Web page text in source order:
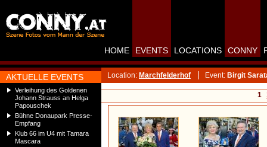
AKTUELLE EVENTS
Verleihung des Goldenen
Johann Strauss an Helga
Papouschek
Bühne Donaupark Presse-
Empfang
Klub 66 im U4 mit Tamara
Mascara
HOME EVENTS LOCATIONS CONNY
Location: Marchfelderhof Event: Birgit
1